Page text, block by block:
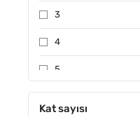
3
4
5
Kat sayısı